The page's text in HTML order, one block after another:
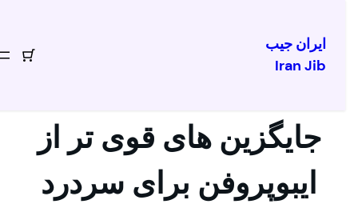
ایران جیب
Iran Jib
جایگزین های قوی تر از
ایبوپروفن برای سردرد